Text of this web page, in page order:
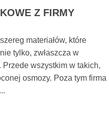
Z FIRMY
materiałów, które
tylko, zwłaszcza w
wszystkim w takich,
osmozy. Poza tym firma